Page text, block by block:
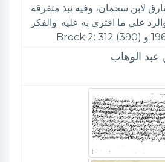
لابن سحمان، وفيه نبذ متفرقة
على ما افتري به عليه. والفكر
الوهاب